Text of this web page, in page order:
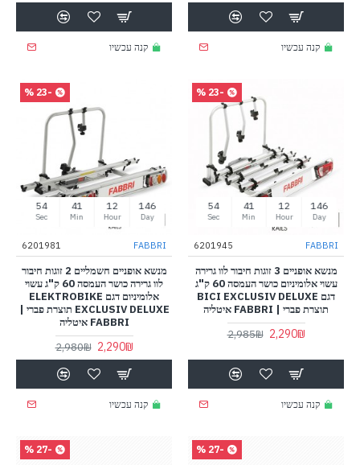
קנה עכשיו קנה עכשיו
-23 %
146
Day
12
Hour
41
Min
53
Sec
FABBRI
6201945
מנשא אופניים 3 זוגות חיבור לוו גרירה
עשוי אלומיניום כושר העמסה 60 ק"ג
דגם BICI EXCLUSIV DELUXE
תוצרת פברי | FABBRI איטליה
2,290₪
2,985₪
קנה עכשיו
-23 %
146
Day
12
Hour
41
Min
53
Sec
FABBRI
6201981
מנשא אופניים חשמליים 2 זוגות חיבור
לוו גרירה כושר העמסה 60 ק"ג עשוי
אלומיניום דגם ELEKTROBIKE
EXCLUSIV DELUXE תוצרת פברי |
FABBRI איטליה
2,290₪
2,980₪
קנה עכשיו
-27 %
-27 %